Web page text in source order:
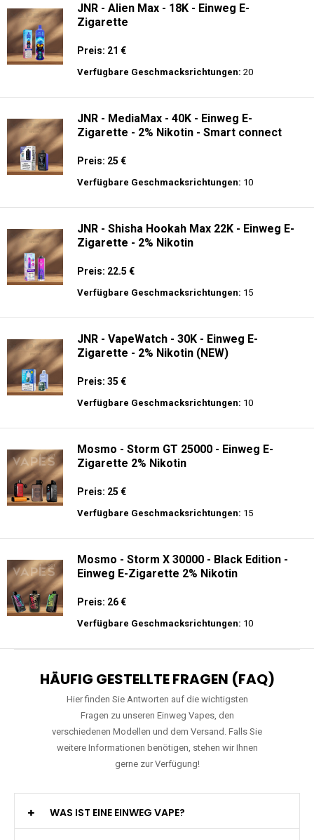
JNR - Alien Max - 18K - Einweg E-
Zigarette
Preis: 21 €
Verfügbare Geschmacksrichtungen: 20
JNR - MediaMax - 40K - Einweg E-
Zigarette - 2% Nikotin - Smart connect
Preis: 25 €
Verfügbare Geschmacksrichtungen: 10
JNR - Shisha Hookah Max 22K - Einweg E-
Zigarette - 2% Nikotin
Preis: 22.5 €
Verfügbare Geschmacksrichtungen: 15
JNR - VapeWatch - 30K - Einweg E-
Zigarette - 2% Nikotin (NEW)
Preis: 35 €
Verfügbare Geschmacksrichtungen: 10
Mosmo - Storm GT 25000 - Einweg E-
Zigarette 2% Nikotin
Preis: 25 €
Verfügbare Geschmacksrichtungen: 15
Mosmo - Storm X 30000 - Black Edition -
Einweg E-Zigarette 2% Nikotin
Preis: 26 €
Verfügbare Geschmacksrichtungen: 10
HÄUFIG GESTELLTE FRAGEN (FAQ)
Hier finden Sie Antworten auf die wichtigsten
Fragen zu unseren Einweg Vapes, den
verschiedenen Modellen und dem Versand. Falls Sie
weitere Informationen benötigen, stehen wir Ihnen
gerne zur Verfügung!
WAS IST EINE EINWEG VAPE?